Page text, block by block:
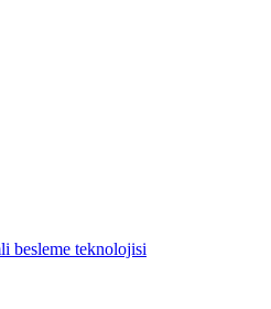
besleme teknolojisi